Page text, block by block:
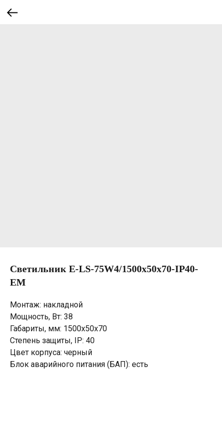
Светильник E-LS-75W4/1500х50х70-IP40-
EM
Монтаж: накладной
Мощность, Вт: 38
Габариты, мм: 1500х50х70
Степень защиты, IP: 40
Цвет корпуса: черный
Блок аварийного питания (БАП): есть